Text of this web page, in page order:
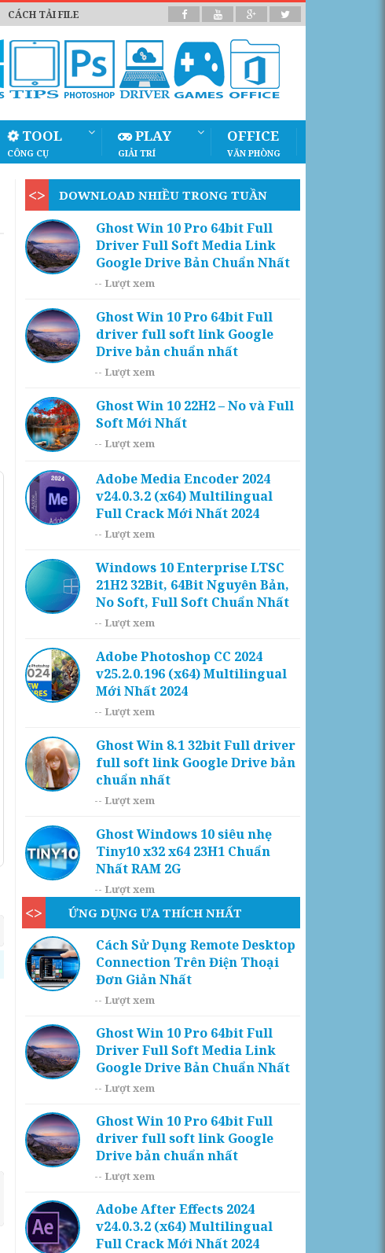
CÁCH TẢI FILE
TOOL
CÔNG CỤ
PLAY
GIẢI TRÍ
OFFICE
VĂN PHÒNG
DOWNLOAD NHIỀU TRONG TUẦN
Ghost Win 10 Pro 64bit Full
Driver Full Soft Media Link
Google Drive Bản Chuẩn Nhất
-- Lượt xem
Ghost Win 10 Pro 64bit Full
driver full soft link Google
Drive bản chuẩn nhất
-- Lượt xem
Ghost Win 10 22H2 – No và Full
Soft Mới Nhất
-- Lượt xem
Adobe Media Encoder 2024
v24.0.3.2 (x64) Multilingual
Full Crack Mới Nhất 2024
-- Lượt xem
Windows 10 Enterprise LTSC
21H2 32Bit, 64Bit Nguyên Bản,
No Soft, Full Soft Chuẩn Nhất
-- Lượt xem
Adobe Photoshop CC 2024
v25.2.0.196 (x64) Multilingual
Mới Nhất 2024
-- Lượt xem
Ghost Win 8.1 32bit Full driver
full soft link Google Drive bản
chuẩn nhất
-- Lượt xem
Ghost Windows 10 siêu nhẹ
Tiny10 x32 x64 23H1 Chuẩn
Nhất RAM 2G
-- Lượt xem
ỨNG DỤNG ƯA THÍCH NHẤT
Cách Sử Dụng Remote Desktop
Connection Trên Điện Thoại
Đơn Giản Nhất
-- Lượt xem
Ghost Win 10 Pro 64bit Full
Driver Full Soft Media Link
Google Drive Bản Chuẩn Nhất
-- Lượt xem
Ghost Win 10 Pro 64bit Full
driver full soft link Google
Drive bản chuẩn nhất
-- Lượt xem
Adobe After Effects 2024
v24.0.3.2 (x64) Multilingual
Full Crack Mới Nhất 2024